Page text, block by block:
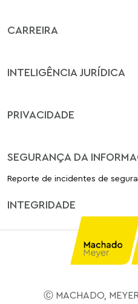
CARREIRA
INTELIGÊNCIA JURÍDICA
PRIVACIDADE
SEGURANÇA DA
Reporte de incidentes de
INTEGRIDADE
Ⓒ MACHADO,